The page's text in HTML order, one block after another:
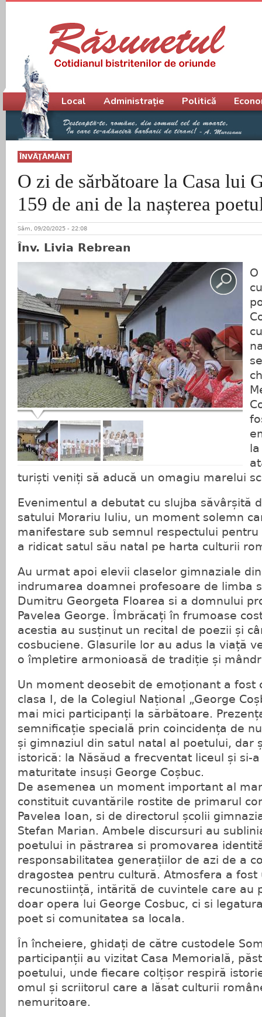
ÎNVĂŢĂMÂNT
O zi de sărbătoare la Casa lui
159 de ani de la nașterea
Sâm, 09/20/2025 - 22:08
Înv. Livia Rebrean
turiști veniți să aducă un omagiu marelui
Evenimentul a debutat cu slujba săvârșită
satului Morariu Iuliu, un moment solemn
manifestare sub semnul respectului
a ridicat satul său natal pe harta culturii
Au urmat apoi elevii claselor gimnaziale
indrumarea doamnei profesoare de limba
Dumitru Georgeta Floarea si a domnului
Pavelea George. Îmbrăcați în frumoase
acestia au susținut un recital de poezii și
cosbuciene. Glasurile lor au adus la viață
o împletire armonioasă de tradiție și
Un moment deosebit de emoționant a fost
clasa I, de la Colegiul Național „George
mai mici participanți la sărbătoare.
semnificație specială prin coincidența de
și gimnaziul din satul natal al poetului, dar
istorică: la Năsăud a frecventat liceul și si-
maturitate insuși George Coșbuc.
De asemenea un moment important al
constituit cuvantările rostite de primarul
Pavelea Ioan, si de directorul școlii
Stefan Marian. Ambele discursuri au
poetului in păstrarea si promovarea
responsabilitatea generațiilor de azi de a
dragostea pentru cultură. Atmosfera a fost
recunostiință, intărită de cuvintele care au
doar opera lui George Cosbuc, ci si
poet si comunitatea sa locala.
În încheiere, ghidați de către custodele
participanții au vizitat Casa Memorială,
poetului, unde fiecare colțișor respiră
omul și scriitorul care a lăsat culturii
nemuritoare.
Meniu principal
Local Administrație Politică